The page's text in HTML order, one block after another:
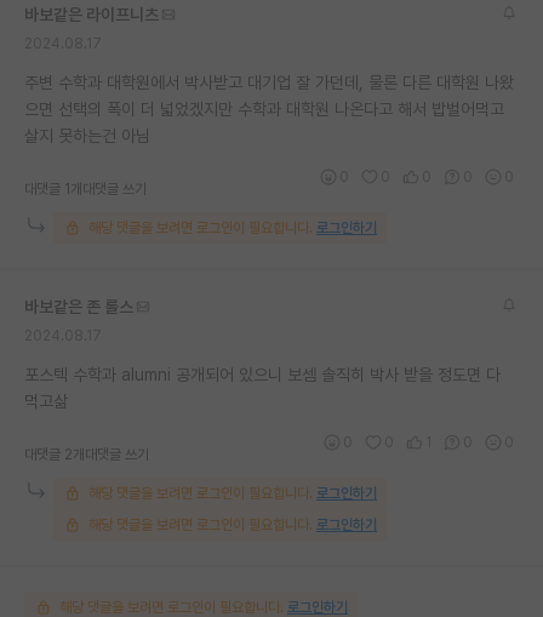
바보같은 라이프니츠
주변 수학과 대학원에서 박사받고 대기업 잘 가던데, 물론 다른 대학원 나왔
으면 선택의 폭이 더 넓었겠지만 수학과 대학원 나온다고 해서 밥벌어먹고
살지 못하는건 아님
대댓글 1개 대댓글 쓰기
해당 댓글을 보려면 로그인이 필요합니다. 로그인하기
바보같은 존 롤스
포스텍 수학과 alumni 공개되어 있으니 보셈 솔직히 박사 받을 정도면 다
먹고삶
대댓글 2개 대댓글 쓰기
해당 댓글을 보려면 로그인이 필요합니다. 로그인하기
해당 댓글을 보려면 로그인이 필요합니다. 로그인하기
해당 댓글을 보려면 로그인이 필요합니다. 로그인하기